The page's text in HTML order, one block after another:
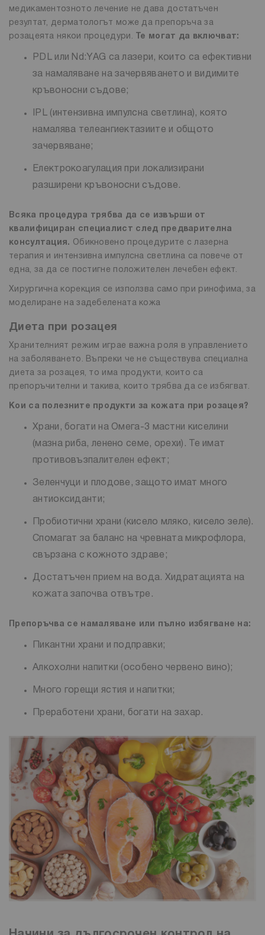
медикаментозното лечение не дава достатъчен
резултат, дерматологът може да препоръча за
розацеята някои процедури.
Те могат да включват:
PDL или Nd:YAG са лазери, които са ефективни
за намаляване на зачервяването и видимите
кръвоносни съдове;
IPL (интензивна импулсна светлина), която
намалява телеангиектазиите и общото
зачервяване;
Електрокоагулация при локализирани
разширени кръвоносни съдове.
Всяка процедура трябва да се извърши от
квалифициран специалист след предварителна
консултация. Обикновено процедурите с лазерна
терапия и интензивна импулсна светлина са повече от
една, за да се постигне положителен лечебен ефект.
Хирургична корекция се използва само при ринофима, за
моделиране на задебелената кожа
Диета при розацея
Хранителният режим играе важна роля в управлението
на заболяването. Въпреки че не съществува специална
диета за розацея, то има продукти, които са
препоръчителни и такива, които трябва да се избягват.
Кои са полезните продукти за кожата при розацея?
Храни, богати на Омега-3 мастни киселини
(мазна риба, ленено семе, орехи). Те имат
противовъзпалителен ефект;
Зеленчуци и плодове, защото имат много
антиоксиданти;
Пробиотични храни (кисело мляко, кисело зеле).
Спомагат за баланс на чревната микрофлора,
свързана с кожното здраве;
Достатъчен прием на вода. Хидратацията на
кожата започва отвътре.
Препоръчва се намаляване или пълно избягване на:
Пикантни храни и подправки;
Алкохолни напитки (особено червено вино);
Много горещи ястия и напитки;
Преработени храни, богати на захар.